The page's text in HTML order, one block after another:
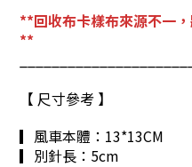
**回收布卡樣布來源不一
**
【 尺寸參考 】
▎風車本體：13*13CM
▎別針長：5cm